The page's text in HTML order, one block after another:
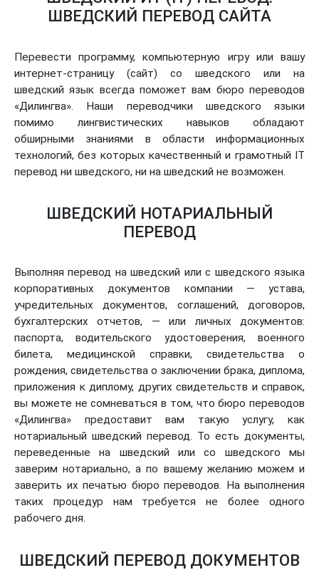
ШВЕДСКИЙ ПЕРЕВОД САЙТА
Перевести программу, компьютерную игру или вашу
интернет-страницу (сайт) со шведского или на
шведский язык всегда поможет вам бюро переводов
«Дилингва». Наши переводчики шведского языки
помимо лингвистических навыков обладают
обширными знаниями в области информационных
технологий, без которых качественный и грамотный IT
перевод ни шведского, ни на шведский не возможен.
ШВЕДСКИЙ НОТАРИАЛЬНЫЙ
ПЕРЕВОД
Выполняя перевод на шведский или с шведского языка
корпоративных документов компании — устава,
учредительных документов, соглашений, договоров,
бухгалтерских отчетов, — или личных документов:
паспорта, водительского удостоверения, военного
билета, медицинской справки, свидетельства о
рождения, свидетельства о заключении брака, диплома,
приложения к диплому, других свидетельств и справок,
вы можете не сомневаться в том, что бюро переводов
«Дилингва» предоставит вам такую услугу, как
нотариальный шведский перевод. То есть документы,
переведенные на шведский или со шведского мы
заверим нотариально, а по вашему желанию можем и
заверить их печатью бюро переводов. На выполнения
таких процедур нам требуется не более одного
рабочего дня.
ШВЕДСКИЙ ПЕРЕВОД ДОКУМЕНТОВ